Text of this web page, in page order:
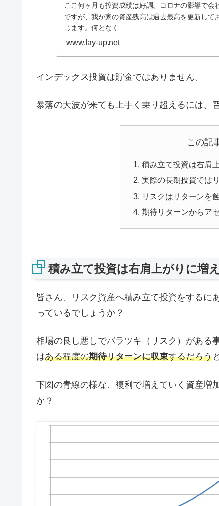
ここ何ヶ月も投資成績は好調。コロナの影響で会
ですが、我が家の資産残高は過去最高を更新して
じます。何となく...
www.lay-up.net
インデックス投資は貯金ではありません。
暴落の大波が来ても上手く乗り超えるには、
この記
積み立て投資は右肩
実際の長期投資では
リスクはリターンを
期待リターンからア
積み立て投資は右肩上がりに増
皆さん、リスク資産へ積み立て投資をするに
っているでしょうか？
相場の良し悪しでバラツキ（リスク）がある
はある程度の期待リターンに収束するだろう
下図の青線の様な、複利で増えていく資産増
か？